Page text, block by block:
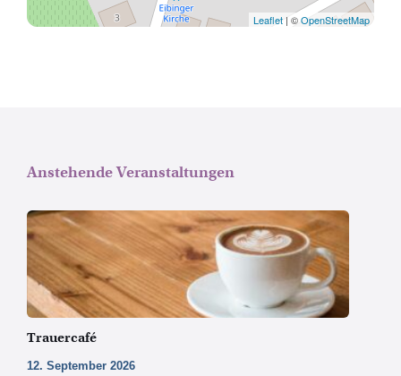
Leaflet | ©OpenStreetMap
Anstehende Veranstaltungen
Copyright
by
Pexels
Trauercafé
12. September 2026